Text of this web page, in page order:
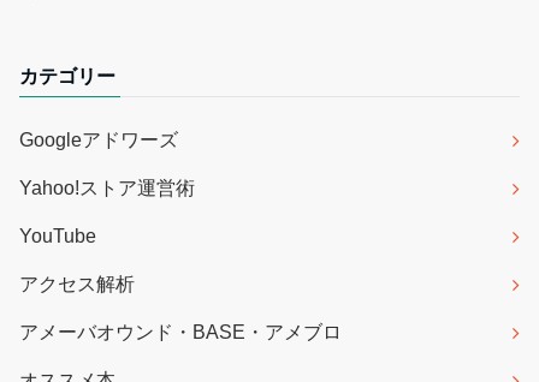
カテゴリー
Googleアドワーズ
Yahoo!ストア運営術
YouTube
アクセス解析
アメーバオウンド・BASE・アメブロ